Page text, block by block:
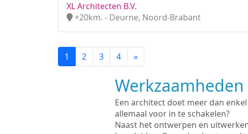
XL Architecten B.V.
+20km. - Deurne, Noord-Brabant
1 2 3 4 »
Een architect doet meer dan
allemaal voor in te schakelen?
Naast het ontwerpen en